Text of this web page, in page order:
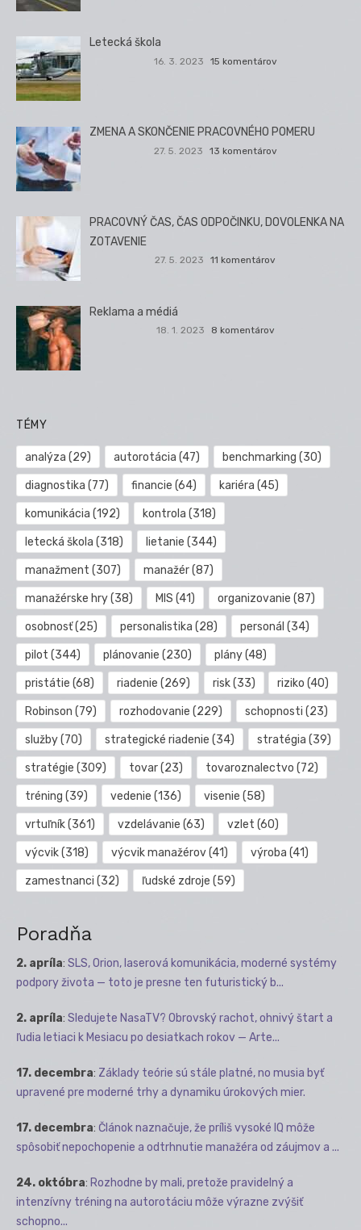
Letecká škola
16. 3. 2023 15 komentárov
ZMENA A SKONČENIE PRACOVNÉHO POMERU
27. 5. 2023 13 komentárov
PRACOVNÝ ČAS, ČAS ODPOČINKU, DOVOLENKA NA
ZOTAVENIE
27. 5. 2023 11 komentárov
Reklama a médiá
18. 1. 2023 8 komentárov
TÉMY
analýza (29) autorotácia (47) benchmarking (30)
diagnostika (77) financie (64) kariéra (45)
komunikácia (192) kontrola (318)
letecká škola (318) lietanie (344)
manažment (307) manažér(87)
manažérske hry(38) MIS (41) organizovanie (87)
osobnosť(25) personalistika (28) personál (34)
pilot (344) plánovanie (230) plány(48)
pristátie (68) riadenie (269) risk(33) riziko (40)
Robinson (79) rozhodovanie (229) schopnosti (23)
služby(70) strategické riadenie (34) stratégia (39)
stratégie (309) tovar(23) tovaroznalectvo (72)
tréning (39) vedenie (136) visenie (58)
vrtuľník(361) vzdelávanie (63) vzlet (60)
výcvik(318) výcvik manažérov(41) výroba (41)
zamestnanci (32) ľudské zdroje (59)
Poradňa
2. apríla: SLS, Orion, laserová komunikácia, moderné systémy
podpory života — toto je presne ten futuristický b...
2. apríla: Sledujete NasaTV? Obrovský rachot, ohnivý štart a
ľudia letiaci k Mesiacu po desiatkach rokov — Arte...
17. decembra: Základy teórie sú stále platné, no musia byť
upravené pre moderné trhy a dynamiku úrokových mier.
17. decembra: Článok naznačuje, že príliš vysoké IQ môže
spôsobiť nepochopenie a odtrhnutie manažéra od záujmov a ...
24. októbra: Rozhodne by mali, pretože pravidelný a
intenzívny tréning na autorotáciu môže výrazne zvýšiť
schopno...